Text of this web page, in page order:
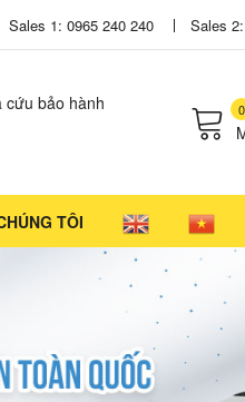
Sales 1: 0965 240 240 Sales
cứu bảo hành 0
TÔI